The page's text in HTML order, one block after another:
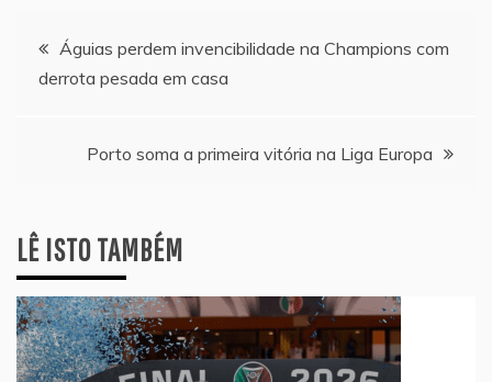
Navegação
artigos
Águias perdem invencibilidade na Champions com
derrota pesada em casa
Porto soma a primeira vitória na Liga Europa
LÊ ISTO TAMBÉM